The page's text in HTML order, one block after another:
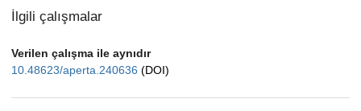
İlgili çalışmalar
Verilen çalışma ile aynıdır
10.48623/aperta.240636 (DOI)